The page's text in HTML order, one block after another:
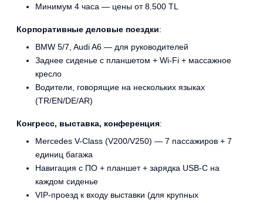
Минимум 4 часа — цены от 8.500 TL
Корпоративные деловые поездки:
BMW 5/7, Audi A6 — для руководителей
Заднее сиденье с планшетом + Wi-Fi + массажное
кресло
Водители, говорящие на нескольких языках
(TR/EN/DE/AR)
Конгресс, выставка, конференция:
Mercedes V-Class (V200/V250) — 7 пассажиров + 7
единиц багажа
Навигация с ПО + планшет + зарядка USB-C на
каждом сиденье
VIP-проезд к входу выставки (для крупных